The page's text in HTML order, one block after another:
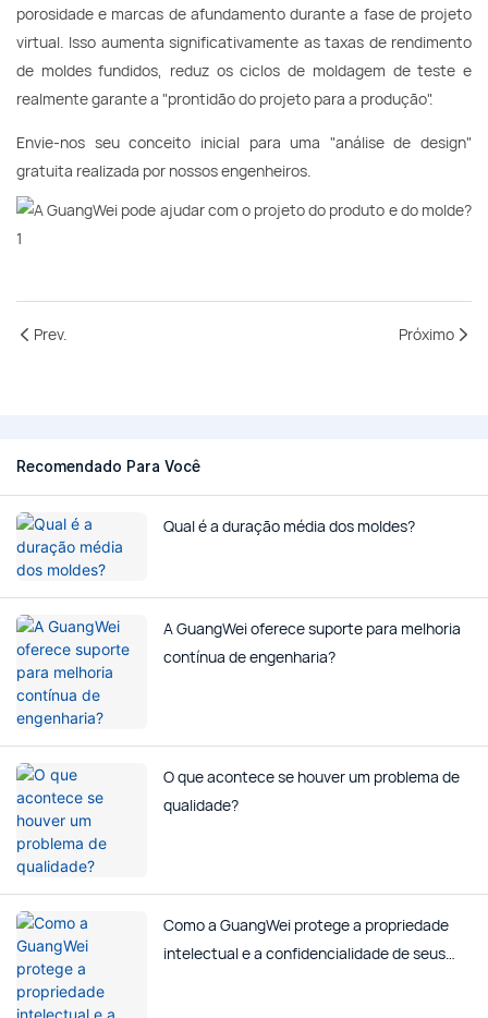
porosidade e marcas de afundamento durante a fase de projeto
virtual. Isso aumenta significativamente as taxas de rendimento
de moldes fundidos, reduz os ciclos de moldagem de teste e
realmente garante a "prontidão do projeto para a produção".
Envie-nos seu conceito inicial para uma "análise de design"
gratuita realizada por nossos engenheiros.
Prev. Próximo
Recomendado Para Você
Qual é a duração média dos moldes?
A GuangWei oferece suporte para melhoria
contínua de engenharia?
O que acontece se houver um problema de
qualidade?
Como a GuangWei protege a propriedade
intelectual e a confidencialidade de seus